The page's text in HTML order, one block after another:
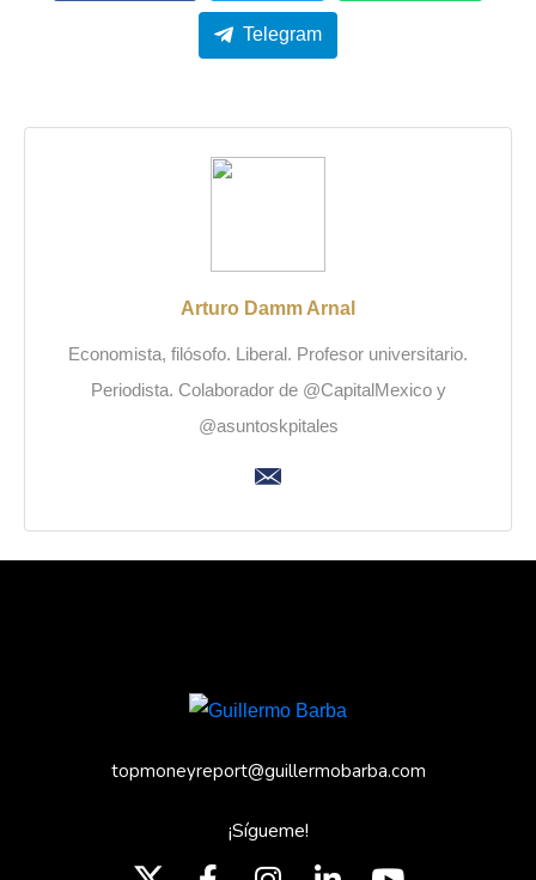
Telegram
Arturo Damm Arnal
Economista, filósofo. Liberal. Profesor universitario.
Periodista. Colaborador de @CapitalMexico y
@asuntoskpitales
topmoneyreport@guillermobarba.com
¡Sígueme!